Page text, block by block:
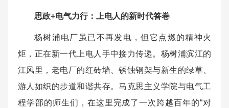
思政+电气力行：上电人的新时代答卷
杨树浦电厂虽已不再发电，但它点燃的精神火
炬，正在新一代上电人手中接力传递。杨树浦滨江的
江风里，老电厂的红砖墙、锈蚀钢架与新生的绿草、
游人如织的步道和谐共存。马克思主义学院与电气工
程学部的师生们，在这里完成了一次跨越百年的“对